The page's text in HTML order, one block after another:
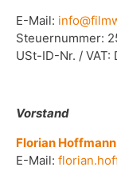
E-Mail:
Steuernummer:
USt-ID-Nr. / VAT:
Vorstand
Florian Hoffmann
E-Mail: